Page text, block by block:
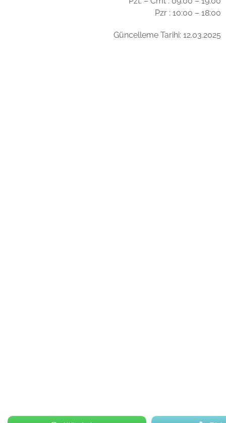
Pzr : 10:00 – 18:00
Güncelleme Tarihi: 12.03.2025